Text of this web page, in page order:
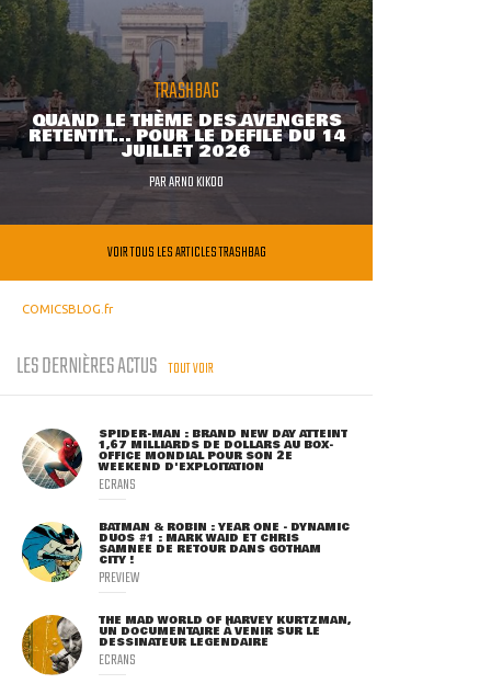
TRASHBAG
QUAND LE THÈME DES AVENGERS
RETENTIT... POUR LE DÉFILÉ DU 14
JUILLET 2026
PARARNO KIKOO
VOIR TOUS LES ARTICLES TRASHBAG
COMICSBLOG.fr
LES DERNIÈRES ACTUS TOUT VOIR
SPIDER-MAN : BRAND NEW DAY ATTEINT
1,67 MILLIARDS DE DOLLARS AU BOX-
OFFICE MONDIAL POUR SON 2E
WEEKEND D'EXPLOITATION
ECRANS
BATMAN & ROBIN : YEAR ONE - DYNAMIC
DUOS #1 : MARK WAID ET CHRIS
SAMNEE DE RETOUR DANS GOTHAM
CITY !
PREVIEW
THE MAD WORLD OF HARVEY KURTZMAN,
UN DOCUMENTAIRE À VENIR SUR LE
DESSINATEUR LÉGENDAIRE
ECRANS